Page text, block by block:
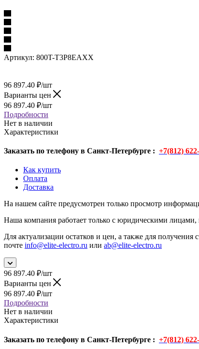
Артикул: 800T-T3P8EAXX
96 897.40 ₽/шт
Варианты цен
96 897.40 ₽/шт
Подробности
Нет в наличии
Характеристики
Заказать по телефону в Санкт-Петербурге : +7(812)
Как купить
Оплата
Доставка
На нашем сайте предусмотрен только просмотр
Наша компания работает только с юридическими лицами,
Для актуализации остатков и цен, а также для
почте info@elite-electro.ru или ab@elite-electro.ru
96 897.40 ₽/шт
Варианты цен
96 897.40 ₽/шт
Подробности
Нет в наличии
Характеристики
Заказать по телефону в Санкт-Петербурге : +7(812)